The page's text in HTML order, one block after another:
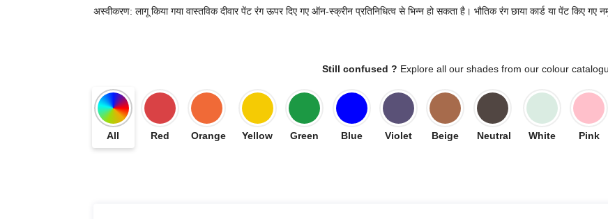
अस्वीकरण: लागू किया गया वास्तविक दीवार पेंट रंग ऊपर दिए गए ऑन-स्क्रीन प्रतिनिधित्व से भिन्न हो सकता है। भौतिक रंग छाया कार्ड या पेंट किए
Still confused ? Explore all our shades from our colour
All Red Orange Yellow Green Blue Violet Beige Neutral White Pink